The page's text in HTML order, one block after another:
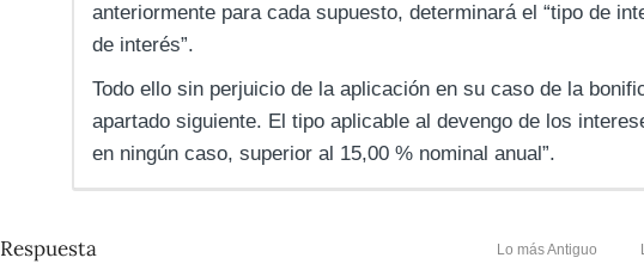
anteriormente para cada supuesto, determinará el “tipo de
de interés”.
Todo ello sin perjuicio de la aplicación en su caso de la
apartado siguiente. El tipo aplicable al devengo de los
en ningún caso, superior al 15,00 % nominal anual”.
Respuesta Lo más Antiguo